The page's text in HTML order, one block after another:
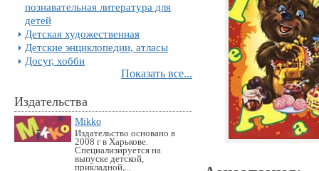
познавательная литература для
детей
Детская художественная
Детские энциклопедии, атласы
Досуг, хобби
Показать все...
Издательства
Mikko
Издательство основано в
2008 г в Харькове.
Специализируется на
выпуске детской,
прикладной,...